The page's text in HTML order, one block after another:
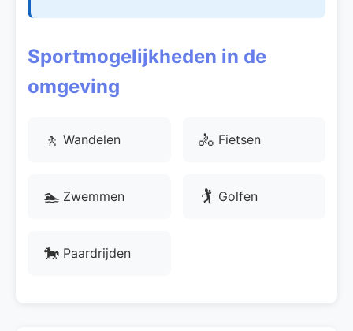
Sportmogelijkheden in de
omgeving
🚶 Wandelen 🚴 Fietsen
🏊 Zwemmen 🏌 Golfen
🐎 Paardrijden